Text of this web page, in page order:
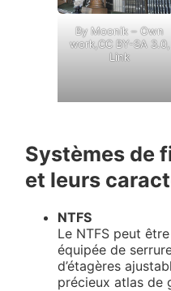
ByMoonik–Own
work,CC BY-SA 3.0,
Link
Systèmes de
et leurs
NTFS
Le NTFS peut
équipée de
d’étagères
précieux atlas de